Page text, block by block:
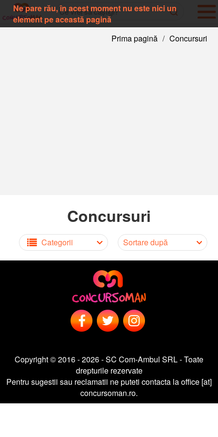
Prima pagină / Concursuri
Concursuri
Categorii Sortare după
Ne pare rău, în acest moment nu este nici un
element pe această pagină
Copyright © 2016 - 2026 - SC Com-Ambul SRL - Toate
drepturile rezervate
Pentru sugestii sau reclamatii ne puteti contacta la office [at]
concursoman.ro.